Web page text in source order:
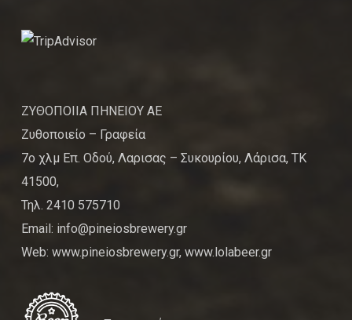
ΖΥΘΟΠΟΙΙΑ ΠΗΝΕΙΟΥ ΑΕ
Ζυθοποιείο – Γραφεία
7ο χλμ Επ. Οδού, Λαρισας – Συκουρίου, Λάρισα, ΤΚ
41500,
Τηλ. 2410 575710
Email: info@pineiosbrewery.gr
Web: www.pineiosbrewery.gr, www.lolabeer.gr